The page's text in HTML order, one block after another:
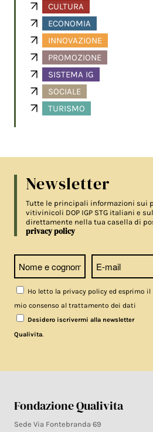
CULTURA
ECONOMIA
INNOVAZIONE
PROMOZIONE
SISTEMA IG
SOCIALE
TURISMO
Newsletter
Tutte le principali informazioni sui
vitivinicoli DOP IGP STG italiani e
direttamente nella tua casella di
privacy policy
Ho letto la privacy policy ed esprimo il
mio consenso al trattamento dei dati
Desidero iscrivermi alla newsletter
Qualivita
Fondazione Qualivita
Sede Via Fontebranda 69